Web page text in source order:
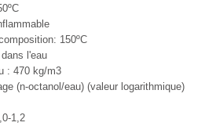
150ºC
l'eau
: 470 kg/m3
(n-octanol/eau) (valeur logarithmique)
1,2